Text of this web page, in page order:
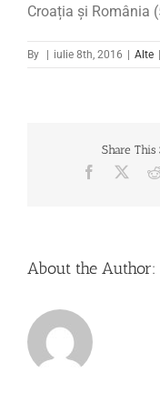
Croația și România
By iulie 8th, 2016 Alte
Share This
Facebook
About the Author: